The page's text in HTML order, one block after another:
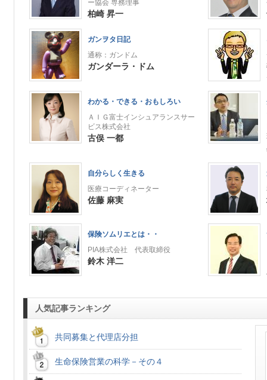
ー協会 専務理事
柏崎 昇一
ガンヲタ日記
通称：ガンドム
ガンダーラ・ドム
わかる・できる・おもしろい
ＡＩＧ富士インシュアランスサー
ビス株式会社
古俣 一都
自分らしく生きる
医療コーディネーター
佐藤 麻実
保険ソムリエとは・・
PIA株式会社 代表取締役
鈴木 洋二
人気記事ランキング
共同募集と代理店分担
生命保険営業の科学－その４